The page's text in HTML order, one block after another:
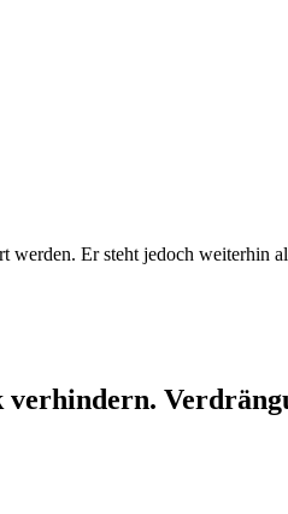
werden. Er steht jedoch weiterhin